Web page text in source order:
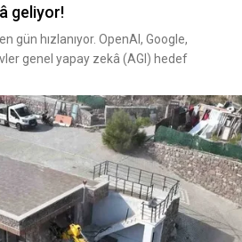
geliyor!
gün hızlanıyor. OpenAI, Google,
genel yapay zekâ (AGI) hedef